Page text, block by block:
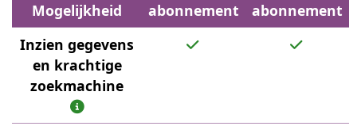
Mogelijkheid
abonnement
abonnement
Inzien gegevens
en krachtige
zoekmachine